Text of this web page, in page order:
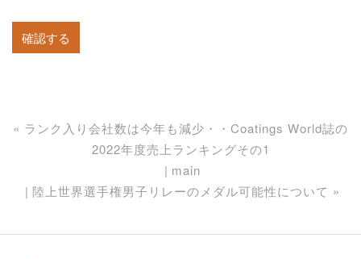
« ランク入り会社数は今年も減少・・Coatings World誌の
2022年度売上ランキングその1
main
陸上世界選手権男子リレーのメダル可能性について »